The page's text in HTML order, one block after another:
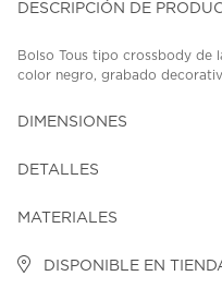
DESCRIPCIÓN DE
Bolso Tous tipo crossbody de
color negro, grabado
DIMENSIONES
DETALLES
MATERIALES
DISPONIBLE EN